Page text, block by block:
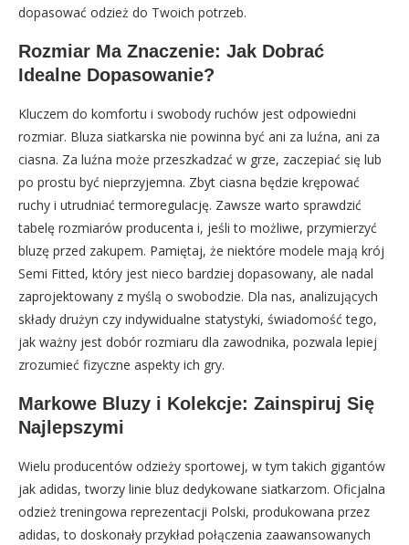
dopasować odzież do Twoich potrzeb.
Rozmiar Ma Znaczenie: Jak Dobrać
Idealne Dopasowanie?
Kluczem do komfortu i swobody ruchów jest odpowiedni
rozmiar. Bluza siatkarska nie powinna być ani za luźna, ani za
ciasna. Za luźna może przeszkadzać w grze, zaczepiać się lub
po prostu być nieprzyjemna. Zbyt ciasna będzie krępować
ruchy i utrudniać termoregulację. Zawsze warto sprawdzić
tabelę rozmiarów producenta i, jeśli to możliwe, przymierzyć
bluzę przed zakupem. Pamiętaj, że niektóre modele mają krój
Semi Fitted, który jest nieco bardziej dopasowany, ale nadal
zaprojektowany z myślą o swobodzie. Dla nas, analizujących
składy drużyn czy indywidualne statystyki, świadomość tego,
jak ważny jest dobór rozmiaru dla zawodnika, pozwala lepiej
zrozumieć fizyczne aspekty ich gry.
Markowe Bluzy i Kolekcje: Zainspiruj Się
Najlepszymi
Wielu producentów odzieży sportowej, w tym takich gigantów
jak adidas, tworzy linie bluz dedykowane siatkarzom. Oficjalna
odzież treningowa reprezentacji Polski, produkowana przez
adidas, to doskonały przykład połączenia zaawansowanych